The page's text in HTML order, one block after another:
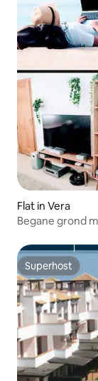
Flat in Vera
Begane grond
Superhost
Superhost